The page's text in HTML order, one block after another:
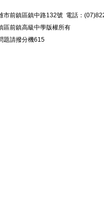
市前鎮區鎮中路132號 電話：
區前鎮高級中學版權所有
題請撥分機615